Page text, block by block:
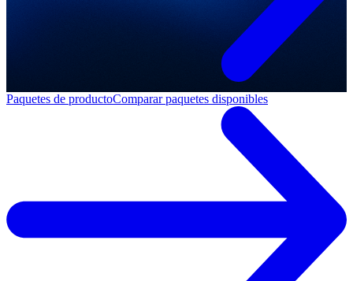
Paquetes de productoComparar paquetes disponibles